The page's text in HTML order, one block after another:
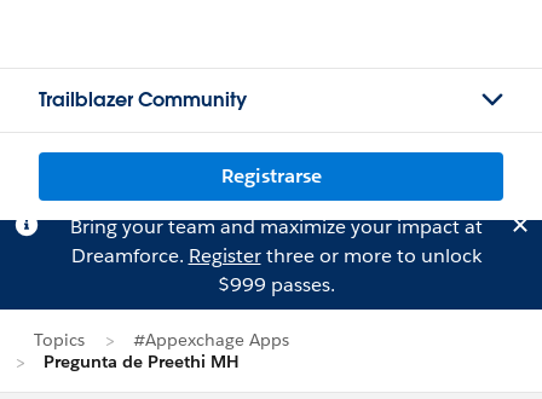
Trailblazer Community
Registrarse
Bring your team and maximize your impact at
Dreamforce. Registerthree or more to unlock
$999 passes.
Topics
#Appexchage Apps
Pregunta de Preethi MH